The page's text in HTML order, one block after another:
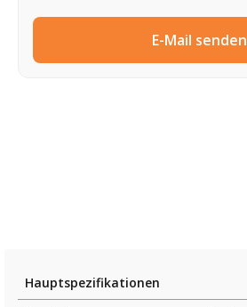
E-Mail senden
Hauptspezifikationen